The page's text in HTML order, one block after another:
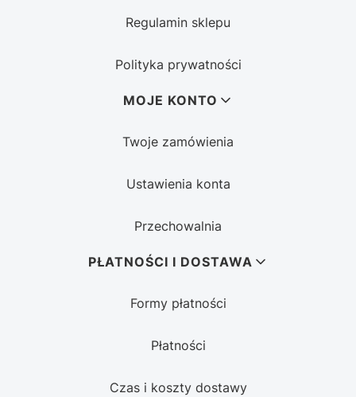
Regulamin sklepu
Polityka prywatności
MOJE KONTO
Twoje zamówienia
Ustawienia konta
Przechowalnia
PŁATNOŚCI I DOSTAWA
Formy płatności
Płatności
Czas i koszty dostawy